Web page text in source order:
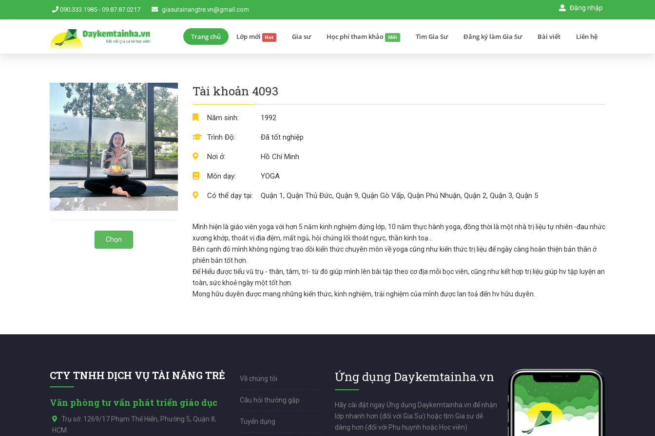
090.333.1985 - 09.87.87.0217 giasutainangtre.vn@gmail.com Đăng nhập
Trang chủ Lớp mới Hot Gia sư Học phí tham khảo Mới Tìm Gia Sư Đăng ký làm Gia Sư Bài viết Liên hệ
Chọn
Tài khoản 4093
Năm sinh:
Trình Độ:
Nơi ở:
Môn dạy:
Có thể dạy tại:
1992
Đã tốt nghiệp
Hồ Chí Minh
YOGA
Quận 1, Quận Thủ Đức, Quận 9, Quận Gò Vấp, Quận Phú Nhuận, Quận 2, Quận 3, Quận 5
Mình hiện là giáo viên yoga với hơn 5 năm kinh nghiệm đứng lớp, 10 năm thực hành yoga, đồng thời là một nhà trị liệu tự nhiên -đau nhức
xương khớp, thoát vị địa đệm, mất ngủ, hội chứng lối thoát ngực, thần kinh toạ…
Bên cạnh đó mình không ngừng trao dồi kiến thức chuyên môn về yoga cũng như kiến thức trị liệu để ngày càng hoàn thiện bản thân ở
phiên bản tốt hơn.
Để Hiểu được tiểu vũ trụ - thân, tâm, trí- từ đó giúp mình lên bài tập theo cơ địa mỗi bọc viên, cũng như kết hợp trị liệu giúp hv tập luyện an
toàn, sức khoẻ ngày một tốt hơn.
Mong hữu duyên được mang những kiến thức, kinh nghiệm, trải nghiệm của mình được lan toả đến hv hữu duyên.
CTY TNHH DỊCH VỤ TÀI NĂNG TRẺ
Văn phòng tư vấn phát triển giáo dục
Trụ sở: 1269/17 Phạm Thế Hiển, Phường 5, Quận 8,
HCM
Về chúng tôi
Câu hỏi thường gặp
Tuyển dụng
Ứng dụng Daykemtainha.vn
Hãy cài đặt ngay Ứng dụng Daykemtainha.vn để nhận
lớp nhanh hơn (đối với Gia Sư) hoặc tìm Gia sư dễ
dàng hơn (đối với Phụ huynh hoặc Học viên)